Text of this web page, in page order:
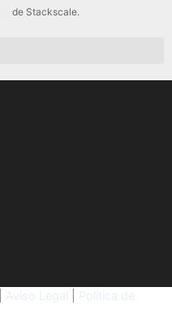
de Stackscale.